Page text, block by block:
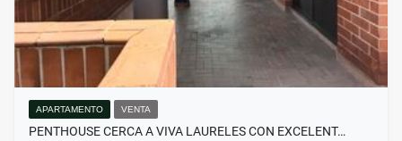
APARTAMENTO VENTA
PENTHOUSE CERCA A VIVA LAURELES CON EXCELENT…